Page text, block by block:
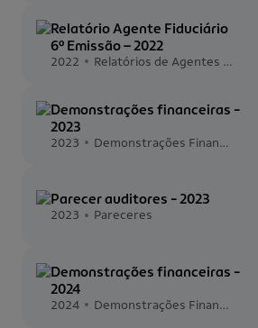
Relatório Agente Fiduciário
6º Emissão – 2022
2022 Relatórios de Agentes Fiduciários
Demonstrações financeiras -
2023
2023 Demonstrações Financeiras
Parecer auditores - 2023
2023 Pareceres
Demonstrações financeiras -
2024
2024 Demonstrações Financeiras